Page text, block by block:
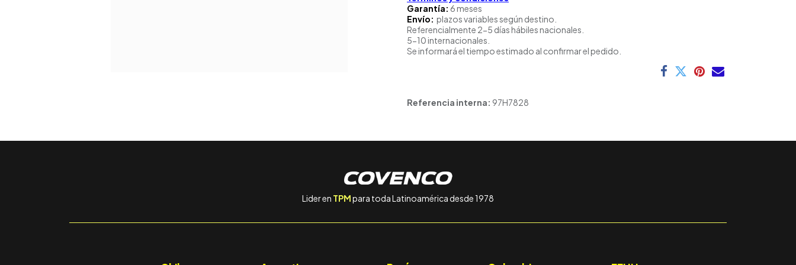
Garantía: 6 meses
Envío: plazos variables según destino.
Referencialmente 2-5 días hábiles nacionales.
5-10 internacionales.
Se informará el tiempo estimado al confirmar el pedido.
Referencia interna: 97H7828
Lider en TPMpara toda Latinoamérica desde 1978